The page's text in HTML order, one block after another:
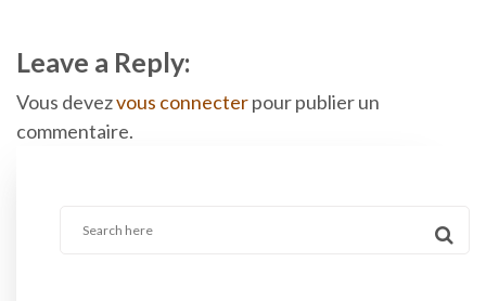
Leave a Reply:
Vous devezvous connecterpour publier un
commentaire.